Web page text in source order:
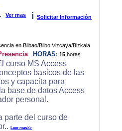
Ver mas i Solicitar Información
HORAS: 15 horas
curso MS Access
basicos de las
y capacita para
base de datos Access
personal.
parte del curso de
Leer mas>>